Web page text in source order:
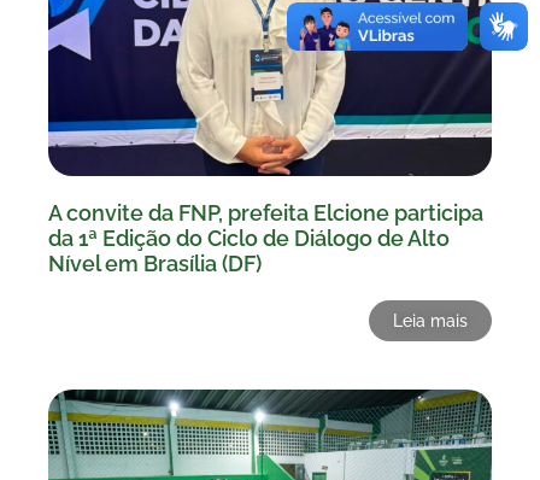
A convite da FNP, prefeita Elcione participa
da 1ª Edição do Ciclo de Diálogo de Alto
Nível em Brasília (DF)
Leia mais